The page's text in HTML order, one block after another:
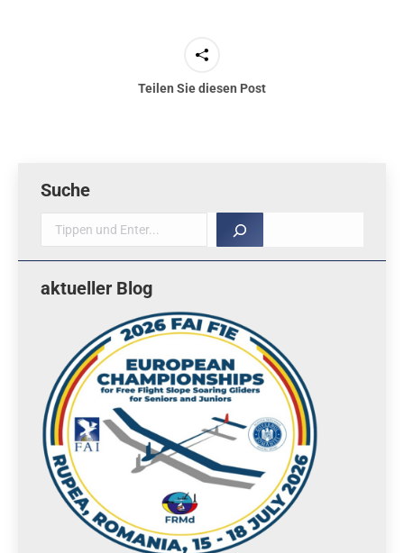
Teilen Sie diesen Post
Suche
Suche
aktueller Blog